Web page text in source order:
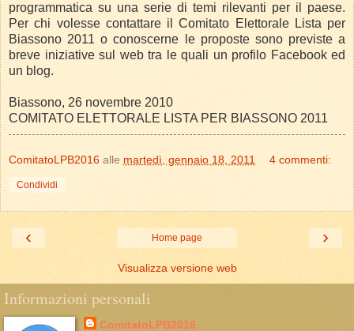
programmatica su una serie di temi rilevanti per il paese.
Per chi volesse contattare il Comitato Elettorale Lista per
Biassono 2011 o conoscerne le proposte sono previste a
breve iniziative sul web tra le quali un profilo Facebook ed
un blog.
Biassono, 26 novembre 2010
COMITATO ELETTORALE LISTA PER BIASSONO 2011
ComitatoLPB2016 alle martedì, gennaio 18, 2011 4 commenti:
Condividi
‹ ›
Home page
Visualizza versione web
Informazioni personali
ComitatoLPB2016